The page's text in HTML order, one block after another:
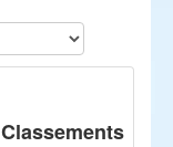
Classements